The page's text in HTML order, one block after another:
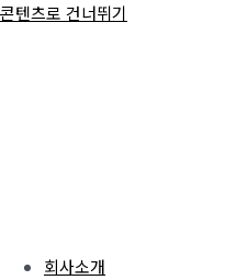
콘텐츠로 건너뛰기
회사소개